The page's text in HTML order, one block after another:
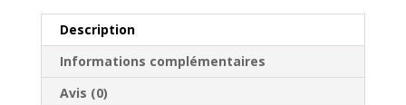
Description
Informations complémentaires
Avis (0)